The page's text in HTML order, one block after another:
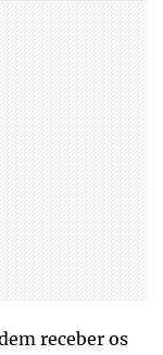
receber os